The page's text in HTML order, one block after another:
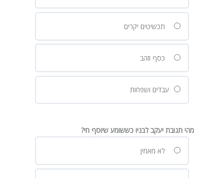
תכשיטים יקרים
כסף וזהב
עבדים ושפחות
מהי תגובת יעקב לבניו כששומע שיוסף חי?
לא מאמין